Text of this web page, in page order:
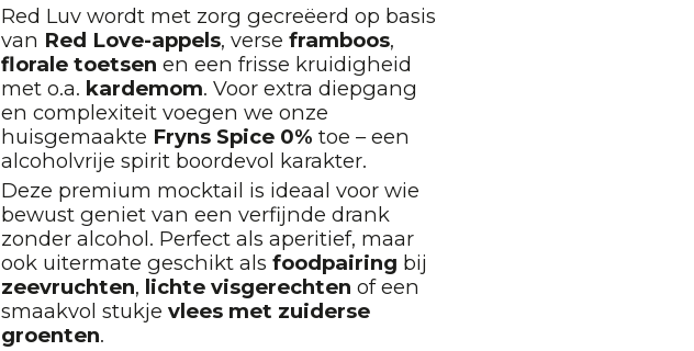
Red Luv wordt met zorg gecreëerd op basis
van Red Love-appels, verseframboos,
florale toetsen en een frisse kruidigheid
met o.a. kardemom. Voor extra diepgang
en complexiteit voegen we onze
huisgemaakte Fryns Spice 0% toe – een
alcoholvrije spirit boordevol karakter.
Deze premium mocktail is ideaal voor wie
bewust geniet van een verfijnde drank
zonder alcohol. Perfect als aperitief, maar
ook uitermate geschikt alsfoodpairing bij
zeevruchten, lichte visgerechten of een
smaakvol stukjevlees met zuiderse
groenten.